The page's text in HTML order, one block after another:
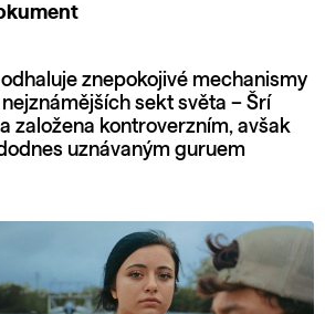
znepokojivé mechanismy
sekt světa – Šrí
založena kontroverzním, avšak
uznávaným guruem